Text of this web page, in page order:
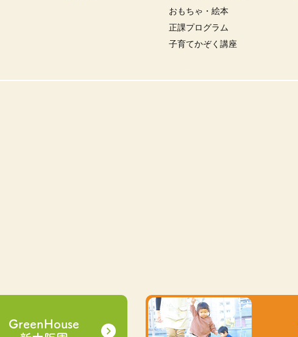
おもちゃ・絵本
正課プログラム
子育てかぞく講座
GreenHouse